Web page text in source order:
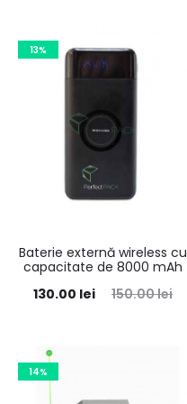
13%
Baterie externă wireless cu
capacitate de 8000 mAh
150.00lei
130.00 lei
14%